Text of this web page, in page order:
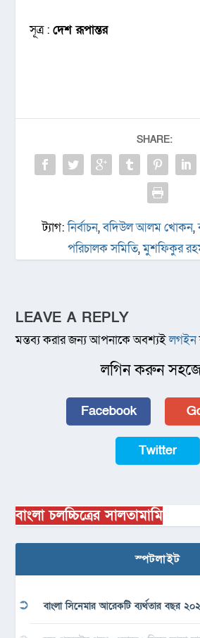
সূত্র :দেশ রূপান্তর
SHARE:
ট্যাগ:নির্বাচন,বদিউল আলম খোকন,
পরিচালক সমিতি,মুশফিকুর
LEAVE A REPLY
মন্তব্য করার জন্য আপনাকে অবশ্যইলগইন
লগিন করুন
Facebook
Twitter
বাংলা চলচ্চিত্রের সালতামামি
স্পটলাইট
বাংলা সিনেমার আরেকটি ব্যর্থতার বছর